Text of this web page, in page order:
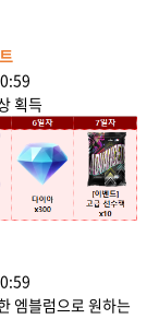
획득
엠블럼으로 원하는